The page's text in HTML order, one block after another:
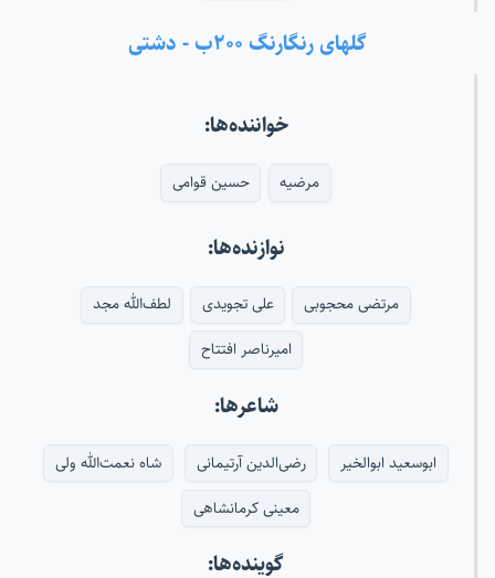
گلهای رنگارنگ ۲۰۰ب - دشتی
خواننده‌ها:
مرضیه حسین قوامی
نوازنده‌ها:
مرتضی محجوبی علی تجویدی
لطف‌الله مجد
امیرناصر افتتاح
شاعرها:
ابوسعید ابوالخیر رضی‌الدین آرتیمانی
شاه نعمت‌الله ولی
معینی کرمانشاهی
گوینده‌ها: